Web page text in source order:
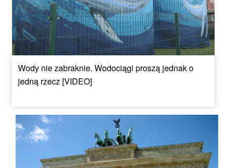
Wody nie zabraknie. Wodociągi proszą jednak o
jedną rzecz [VIDEO]